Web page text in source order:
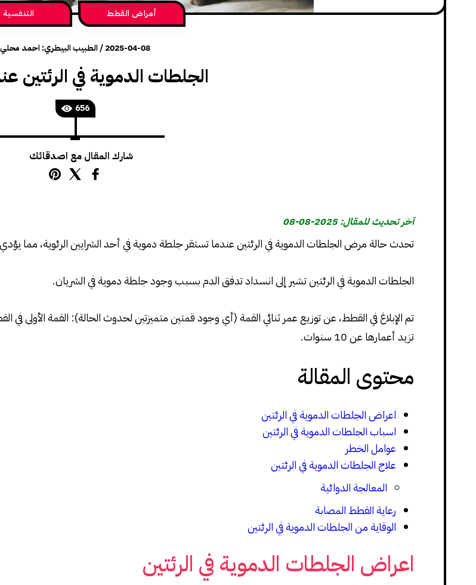
أمراض القطط التنفسية
2025-04-08
/الطبيب البيطري: احمد محلي
الجلطات الدموية في الرئتين
656
شارك المقال مع اصدقائك
آخر تحديث للمقال: 2025-08-08
تحدث حالة مرض الجلطات الدموية في الرئتين عندما تستقر جلطة دموية في أحد الشرايين الرئوية، مما
الجلطات الدموية في الرئتين تشير إلى انسداد تدفق الدم بسبب وجود جلطة دموية في الشريان.
تزيد أعمارها عن 10 سنوات.
محتوى المقالة
اعراض الجلطات الدموية في الرئتين
اسباب الجلطات الدموية في الرئتين
عوامل الخطر
علاج الجلطات الدموية في الرئتين
المعالجة الدوائية
رعاية القطط المصابة
الوقاية من الجلطات الدموية في الرئتين
اعراض الجلطات الدموية في الرئتين